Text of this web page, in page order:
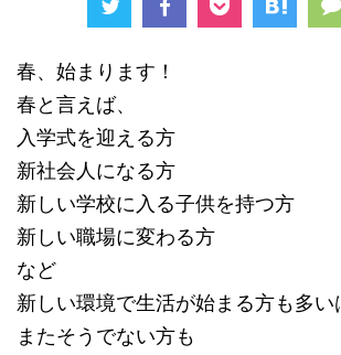
春、始まります！
春と言えば、
入学式を迎える方
新社会人になる方
新しい学校に入る子供を持つ方
新しい職場に変わる方
など
新しい環境で生活が始まる方も多い
またそうでない方も